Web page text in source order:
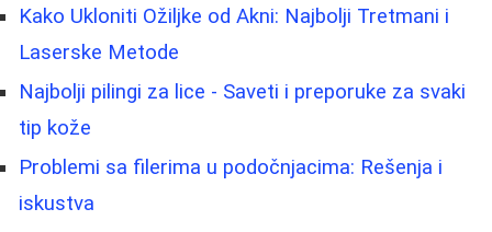
Kako Ukloniti Ožiljke od Akni: Najbolji Tretmani i
Laserske Metode
Najbolji pilingi za lice - Saveti i preporuke za svaki
tip kože
Problemi sa filerima u podočnjacima: Rešenja i
iskustva